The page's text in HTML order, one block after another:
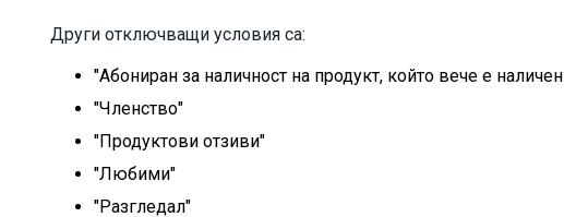
Други отключващи условия са:
"Абониран за наличност на продукт, който вече е наличен
"Членство"
"Продуктови отзиви"
"Любими"
"Разгледал"